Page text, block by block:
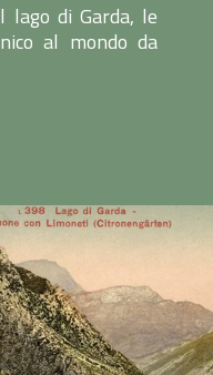
lago di Garda, le
al mondo da